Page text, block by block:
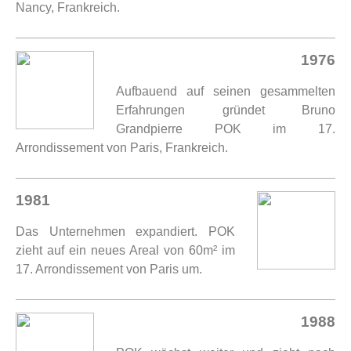
Nancy, Frankreich.
1976
Aufbauend auf seinen gesammelten
Erfahrungen gründet Bruno
Grandpierre POK im 17.
Arrondissement von Paris, Frankreich.
1981
Das Unternehmen expandiert. POK
zieht auf ein neues Areal von 60m² im
17. Arrondissement von Paris um.
1988